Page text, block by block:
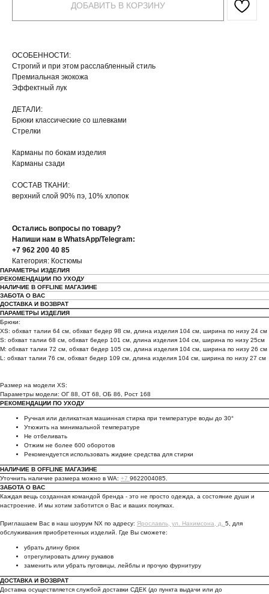
ДОБАВИТЬ В КОРЗИНУ
ОСОБЕННОСТИ:
Строгий и при этом расслабленный стиль
Премиальная экокожа
Эффектный лук
ДЕТАЛИ:
Брюки классические со шлевками
Стрелки
Карманы по бокам изделия
Карманы сзади
СОСТАВ ТКАНИ:
верхний слой 90% пэ, 10% хлопок
Остались вопросы по товару?
Напиши нам в WhatsApp/Telegram:
+7 962 200 40 85
Категория: Костюмы
ПАРАМЕТРЫ ИЗДЕЛИЯ
РЕКОМЕНДАЦИИ ПО УХОДУ
НАЛИЧИЕ В OFFLINE МАГАЗИНЕ
ЗАБОТА О ВАС
ДОСТАВКА И ВОЗВРАТ
ПАРАМЕТРЫ ИЗДЕЛИЯ
Брюки:
XS: обхват талии 64 см, обхват бедер 98 см, длина изделия 104 см, ширина по низу 24 см
S: обхват талии 68 см, обхват бедер 101 см, длина изделия 104 см, ширина по низу 25см
M: обхват талии 72 см, обхват бедер 105 см, длина изделия 104 см, ширина по низу 26 см
L: обхват талии 76 см, обхват бедер 109 см, длина изделия 104 см, ширина по низу 27 см
Размер на модели XS:
Параметры модели: ОГ 88, ОТ 68, ОБ 86, Рост 168
РЕКОМЕНДАЦИИ ПО УХОДУ
Ручная или деликатная машинная стирка при температуре воды до 30°
Утюжить на минимальной температуре
Не отбеливать
Отжим не более 600 оборотов
Рекомендуется использовать жидкие средства для стирки
НАЛИЧИЕ В OFFLINE МАГАЗИНЕ
Уточнить наличие размера можно в WA: +7 9622004085.
ЗАБОТА О ВАС
Каждая вещь созданная командой бренда - это не просто одежда, а состояние души и
настроение. И мы хотим заботится о Вас и ваших покупках.
Приглашаем Вас в наш шоурум NX по адресу: Ярославль, ул. Нахимсона, д. 5, для
обслуживания приобретенных изделий. Где Вы сможете:
убрать длину брюк
отрегулировать длину рукавов
заменить или убрать пуговицы, лейблы и прочую фурнитуру
ДОСТАВКА И ВОЗВРАТ
Доставка осуществляется службой доставки СДЕК (до пункта выдачи или до